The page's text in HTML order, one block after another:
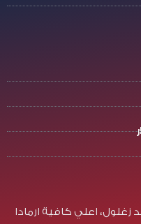
زغلول، اعلي كافية ارمادا